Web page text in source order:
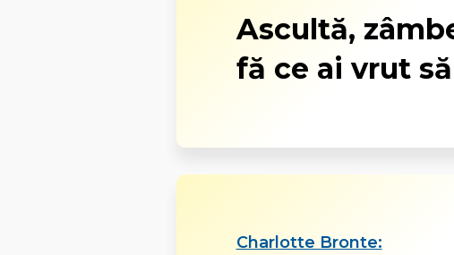
Ascultă,
fă ce ai vrut
Charlotte Bronte: